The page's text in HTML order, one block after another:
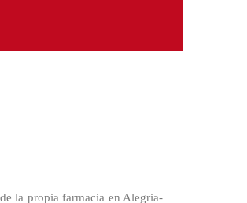
la propia farmacia en Alegria-